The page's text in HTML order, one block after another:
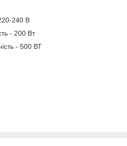
240 В
- 200 Вт
- 500 ВТ